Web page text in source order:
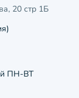
20 стр 1Б
ПН-ВТ